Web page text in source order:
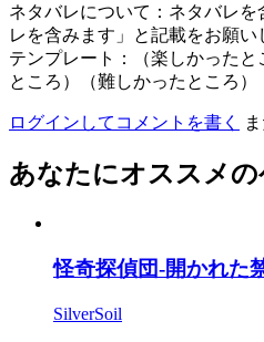
ネタバレについて：ネタバレ
レを含みます」と記載をお願い
テンプレート：（楽しかった
ところ）（難しかったところ）
ログインしてコメントを書く
あなたにオススメの
怪奇探偵団-開かれた
SilverSoil